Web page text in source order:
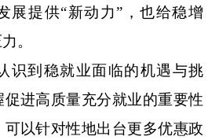
展提供“新动力”，也给稳增
。
到稳就业面临的机遇与挑
进高质量充分就业的重要性
以针对性地出台更多优惠政